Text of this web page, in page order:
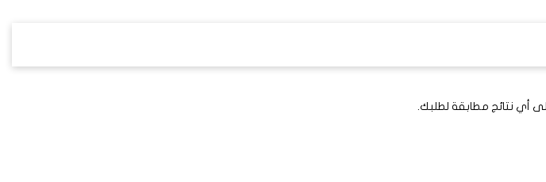
أي نتائج مطابقة لطلبك.